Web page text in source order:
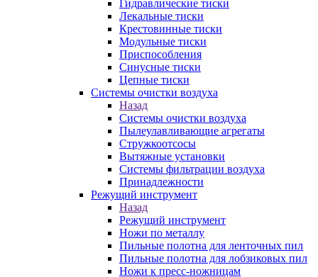
Гидравлические тиски
Лекальные тиски
Крестовинные тиски
Модульные тиски
Приспособления
Синусные тиски
Цепные тиски
Системы очистки воздуха
Назад
Системы очистки воздуха
Пылеулавливающие агрегаты
Стружкоотсосы
Вытяжные установки
Системы фильтрации воздуха
Принадлежности
Режущий инструмент
Назад
Режущий инструмент
Ножи по металлу
Пильные полотна для ленточных пил
Пильные полотна для лобзиковых пил
Ножи к пресс-ножницам